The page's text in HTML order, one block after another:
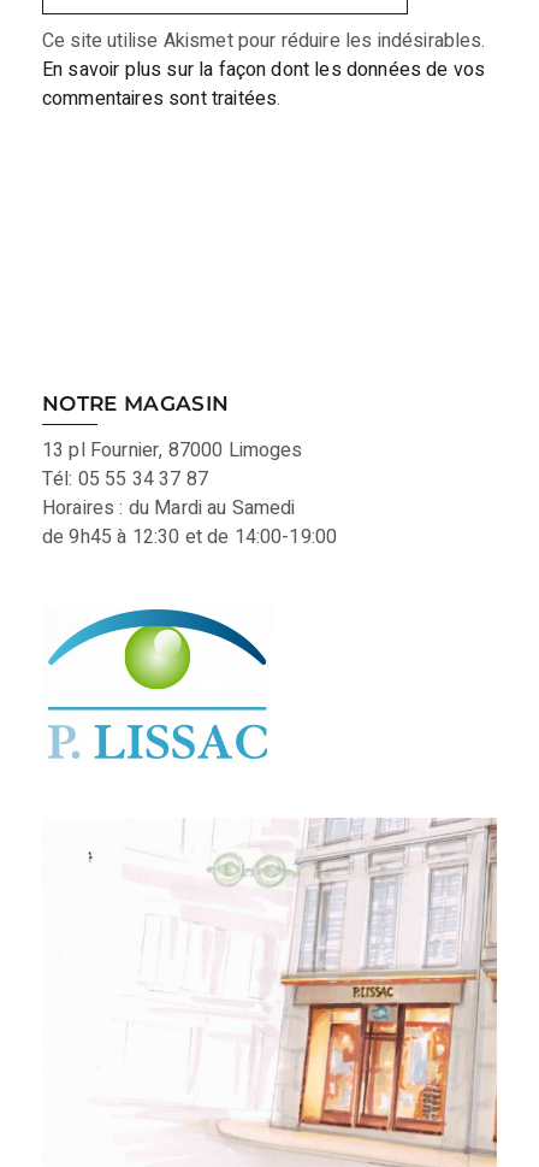
Ce site utilise Akismet pour réduire les indésirables.
En savoir plus sur la façon dont les données de vos
commentaires sont traitées.
NOTRE MAGASIN
13 pl Fournier, 87000 Limoges
Tél: 05 55 34 37 87
Horaires : du Mardi au Samedi
de 9h45 à 12:30 et de 14:00-19:00